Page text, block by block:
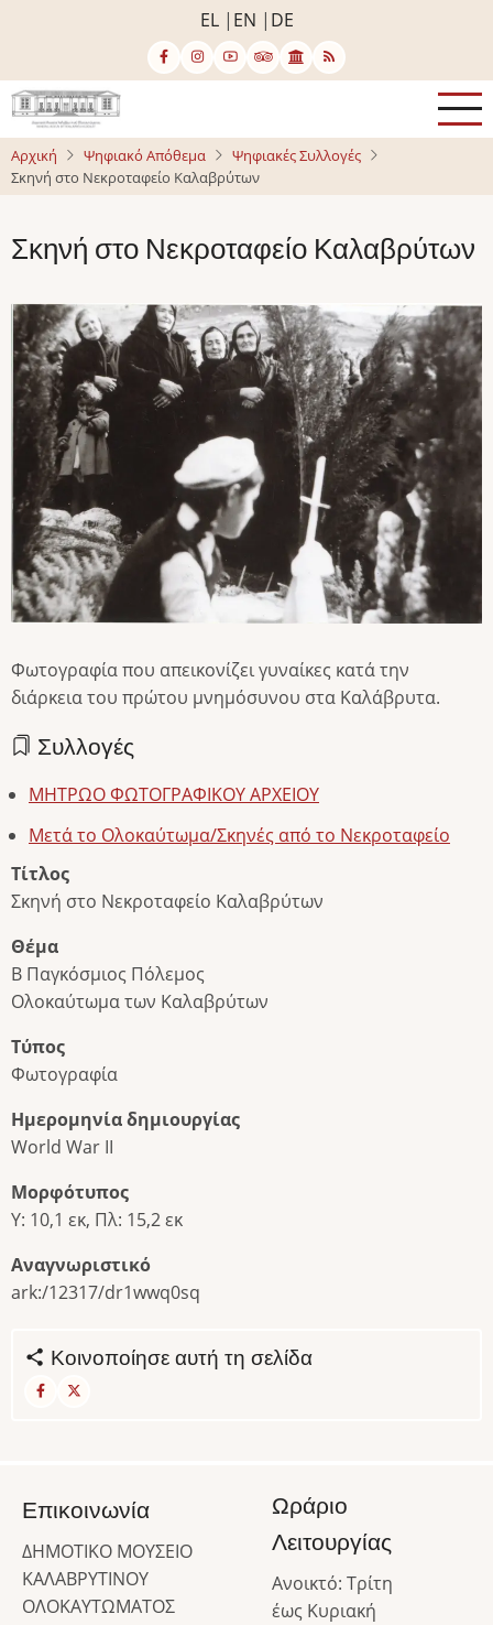
κυρίως
περιεχόμενο
EL EN DE
Αρχική Ψηφιακό Απόθεμα
Ψηφιακές Συλλογές
Σκηνή στο Νεκροταφείο Καλαβρύτων
Σκηνή στο Νεκροταφείο Καλαβρύτων
Image
Φωτογραφία που απεικονίζει γυναίκες κατά την
διάρκεια του πρώτου μνημόσυνου στα Καλάβρυτα.
Συλλογές
ΜΗΤΡΩΟ ΦΩΤΟΓΡΑΦΙΚΟΥ ΑΡΧΕΙΟΥ
Μετά το Ολοκαύτωμα/Σκηνές από το Νεκροταφείο
Τίτλος
Σκηνή στο Νεκροταφείο Καλαβρύτων
Θέμα
Β Παγκόσμιος Πόλεμος
Ολοκαύτωμα των Καλαβρύτων
Τύπος
Φωτογραφία
Ημερομηνία δημιουργίας
World War II
Μορφότυπος
Υ: 10,1 εκ, Πλ: 15,2 εκ
Αναγνωριστικό
ark:/12317/dr1wwq0sq
Κοινοποίησε αυτή τη σελίδα
Επικοινωνία
ΔΗΜΟΤΙΚΟ ΜΟΥΣΕΙΟ
ΚΑΛΑΒΡΥΤΙΝΟΥ
ΟΛΟΚΑΥΤΩΜΑΤΟΣ
Ωράριο
Λειτουργίας
Ανοικτό: Τρίτη
έως Κυριακή